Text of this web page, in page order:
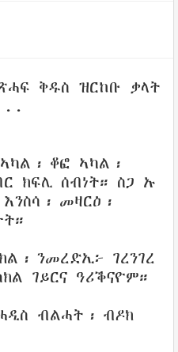
ቅዱስ ዝርከቡ ቃላት
ቆፎ ኣካል፡
ክፍሊ ሰብነት። ስጋ ኡ
መዛርዕ፡
ንመረድኢ፦ ገረንገረ
ገይርና ዓሪቕናዮም።
ብልሓት፡ ብዶክ